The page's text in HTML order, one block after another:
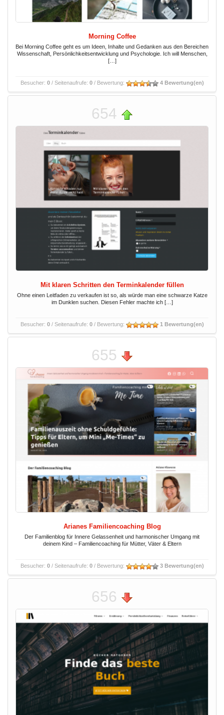
Morning Coffee
Bei Morning Coffee geht es um Ideen, Inhalte und Gedanken aus den Bereichen
Wissenschaft, Persönlichkeitsentwicklung und Psychologie. Ich will Menschen,
[…]
Besucher: 0/ Seitenaufrufe: 0/ Bewertung: 4 Bewertung(en)
654
Mit klaren Schritten den Terminkalender füllen
Ohne einen Leitfaden zu verkaufen ist so, als würde man eine schwarze Katze
im Dunklen suchen. Diesen Fehler machte ich […]
Besucher: 0/ Seitenaufrufe: 0/ Bewertung: 1 Bewertung(en)
655
Arianes Familiencoaching Blog
Der Familienblog für Innere Gelassenheit und harmonischer Umgang mit
deinem Kind – Familiencoaching für Mütter, Väter & Eltern
Besucher: 0/ Seitenaufrufe: 0/ Bewertung: 3 Bewertung(en)
656